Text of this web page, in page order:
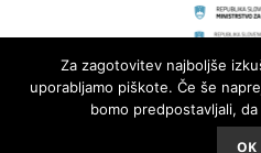
Za zagotovitev najboljše
uporabljamo piškote. Če še
bomo predpostavljali,
OK